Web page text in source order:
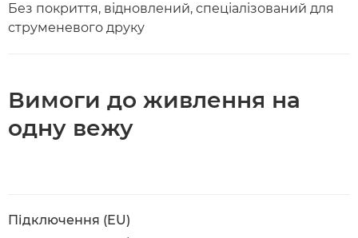
Без покриття, відновлений, спеціалізований для
струменевого друку
Вимоги до живлення на
одну вежу
Підключення (EU)